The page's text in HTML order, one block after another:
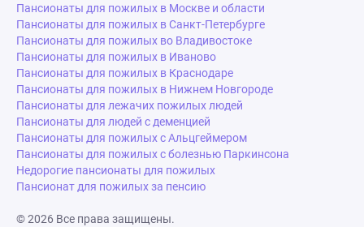
Пансионаты для пожилых в Москве и области
Пансионаты для пожилых в Санкт-Петербурге
Пансионаты для пожилых во Владивостоке
Пансионаты для пожилых в Иваново
Пансионаты для пожилых в Краснодаре
Пансионаты для пожилых в Нижнем Новгороде
Пансионаты для лежачих пожилых людей
Пансионаты для людей с деменцией
Пансионаты для пожилых с Альцгеймером
Пансионаты для пожилых с болезнью Паркинсона
Недорогие пансионаты для пожилых
Пансионат для пожилых за пенсию
© 2026 Все права защищены.